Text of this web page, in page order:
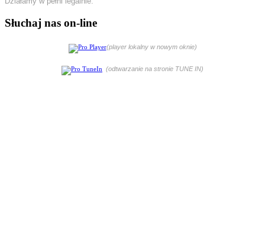
Słuchaj nas on-line
(player lokalny w nowym oknie)
(odtwarzanie na stronie TUNE IN)